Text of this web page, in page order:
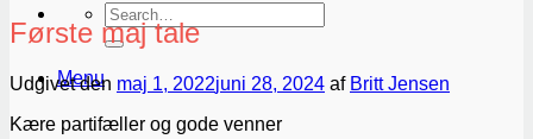
Menu
Første maj tale
Udgivet den maj 1, 2022juni 28, 2024 af Britt Jensen
Kære partifæller og gode venner